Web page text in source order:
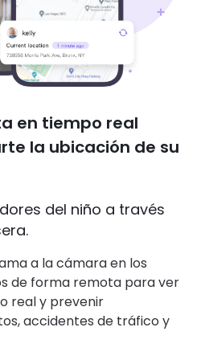
en tiempo real
la ubicación de su
del niño a través
a la cámara en los
de forma remota para ver
real y prevenir
accidentes de tráfico y